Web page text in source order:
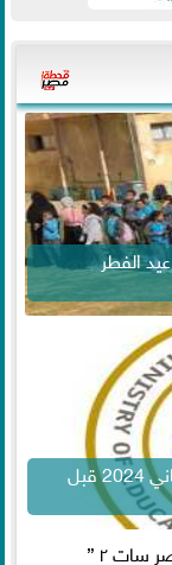
الفطر
التعليم تشدد على الانتهاء من مناهج الترم الثاني 2024 قبل
سات ٢ ”